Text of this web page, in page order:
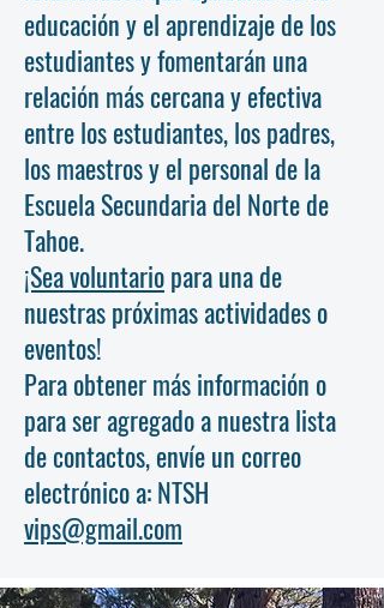
educación y el aprendizaje de los
estudiantes y fomentarán una
relación más cercana y efectiva
entre los estudiantes, los padres,
los maestros y el personal de la
Escuela Secundaria del Norte de
Tahoe.
¡Sea voluntariopara una de
nuestras próximas actividades o
eventos!
Para obtener más información o
para ser agregado a nuestra lista
de contactos, envíe un correo
electrónico a: NTSH
vips@gmail.com